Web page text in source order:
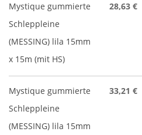
Mystique gummierte
Schleppleine
(MESSING) lila 15mm
x 15m (mit HS)
28,63 €
Mystique gummierte
Schleppleine
(MESSING) lila 15mm
33,21 €